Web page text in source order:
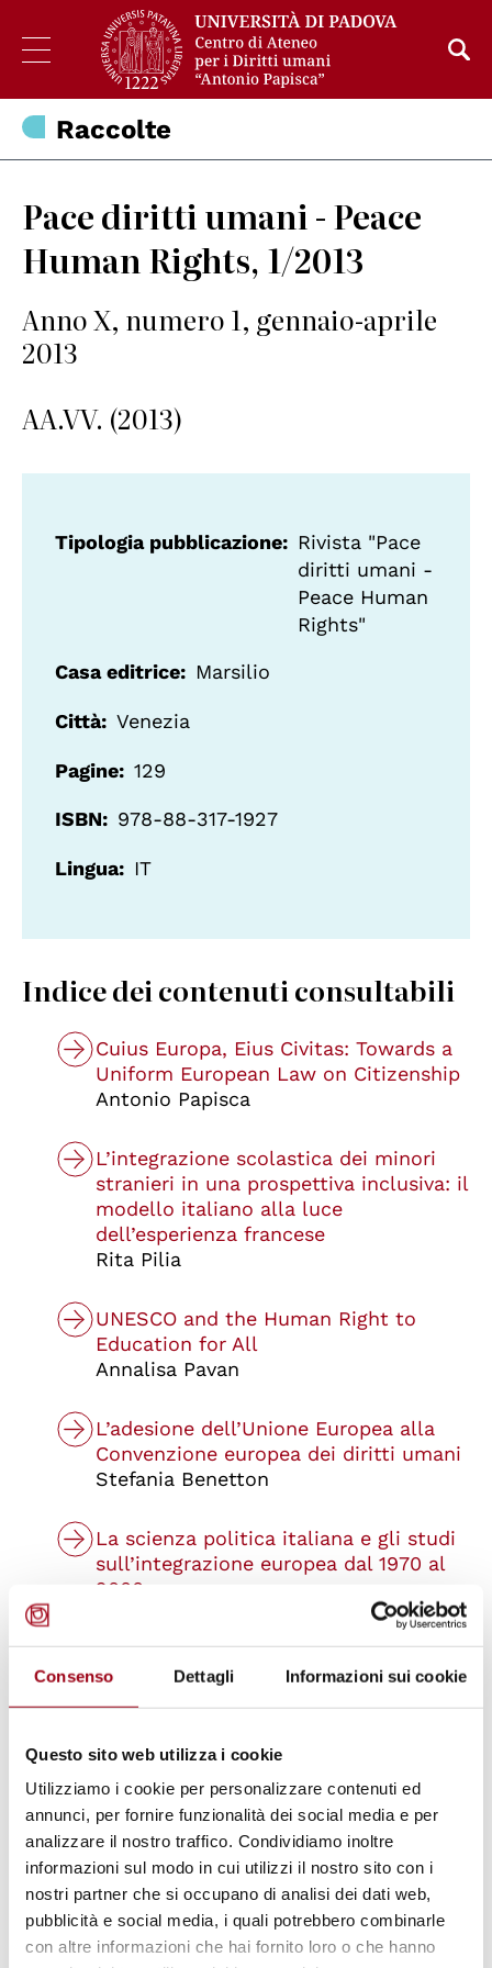
Consenso Dettagli Informazioni sui cookie
Questo sito web utilizza i cookie
Utilizziamo i cookie per personalizzare contenuti ed
annunci, per fornire funzionalità dei social media e per
analizzare il nostro traffico. Condividiamo inoltre
informazioni sul modo in cui utilizzi il nostro sito con i
nostri partner che si occupano di analisi dei dati web,
pubblicità e social media, i quali potrebbero combinarle
con altre informazioni che hai fornito loro o che hanno
Raccolte
Pace diritti umani - Peace
Human Rights, 1/2013
Anno X, numero 1, gennaio-aprile
2013
AA.VV. (2013)
Tipologia pubblicazione
Rivista "Pace
diritti umani -
Peace Human
Rights"
Casa editrice Marsilio
Città Venezia
Pagine 129
ISBN 978-88-317-1927
Lingua IT
Indice dei contenuti consultabili
Cuius Europa, Eius Civitas: Towards a
Uniform European Law on Citizenship
Antonio Papisca
L’integrazione scolastica dei minori
stranieri in una prospettiva inclusiva: il
modello italiano alla luce
dell’esperienza francese
Rita Pilia
UNESCO and the Human Right to
Education for All
Annalisa Pavan
L’adesione dell’Unione Europea alla
Convenzione europea dei diritti umani
Stefania Benetton
La scienza politica italiana e gli studi
sull’integrazione europea dal 1970 al
2000
Armi chimiche in Siria: dall’impiego al
Dichiarazione di Milano-Bicocca sulla
prevenzione della tortura
Documentazione
Aggiornato il:30.06.2015